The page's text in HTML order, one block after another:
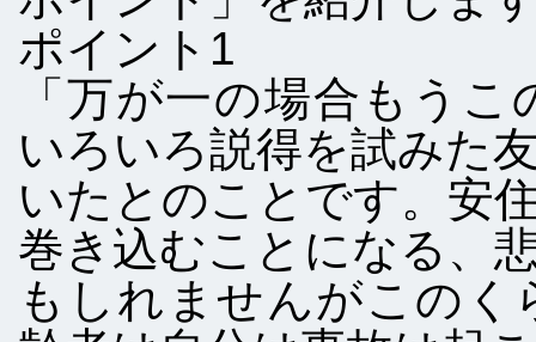
ポイント1
「万が一の場合もう
いろいろ説得を試みた
いたとのことです。安
巻き込むことになる、
もしれませんがこの